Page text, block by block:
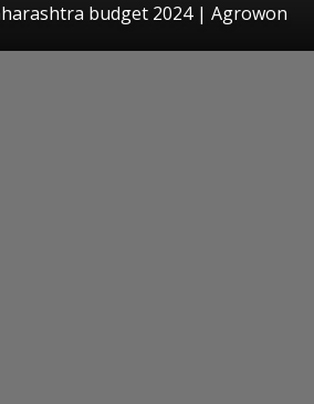
budget 2024 | Agrowon